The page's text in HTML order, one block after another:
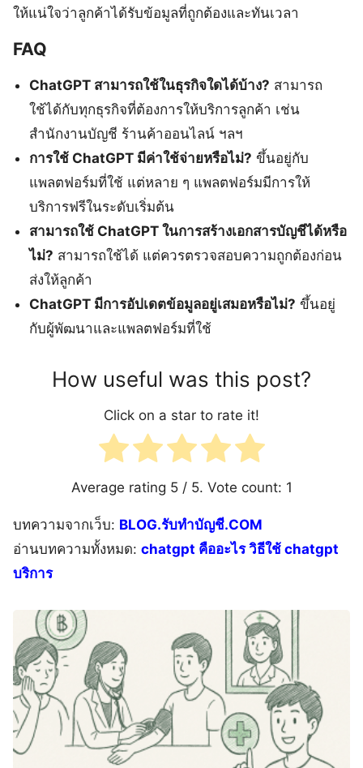
ให้แน่ใจว่าลูกค้าได้รับข้อมูลที่ถูกต้องและทันเวลา
FAQ
ChatGPT สามารถใช้ในธุรกิจใดได้บ้าง? สามารถ
ใช้ได้กับทุกธุรกิจที่ต้องการให้บริการลูกค้า เช่น
สำนักงานบัญชี ร้านค้าออนไลน์ ฯลฯ
การใช้ ChatGPT มีค่าใช้จ่ายหรือไม่? ขึ้นอยู่กับ
แพลตฟอร์มที่ใช้ แต่หลาย ๆ แพลตฟอร์มมีการให้
บริการฟรีในระดับเริ่มต้น
สามารถใช้ ChatGPT ในการสร้างเอกสารบัญชีได้หรือ
ไม่? สามารถใช้ได้ แต่ควรตรวจสอบความถูกต้องก่อน
ส่งให้ลูกค้า
ChatGPT มีการอัปเดตข้อมูลอยู่เสมอหรือไม่? ขึ้นอยู่
กับผู้พัฒนาและแพลตฟอร์มที่ใช้
How useful was this post?
Click on a star to rate it!
Average rating 5/ 5. Vote count: 1
บทความจากเว็บ: BLOG.รับทำบัญชี.COM
อ่านบทความทั้งหมด: chatgpt คืออะไร วิธีใช้ chatgpt
บริการ